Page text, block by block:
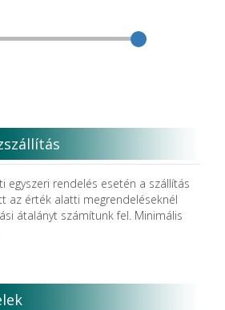
egyszeri rendelés esetén a szállítás
az érték alatti megrendeléseknél
átalányt számítunk fel. Minimális